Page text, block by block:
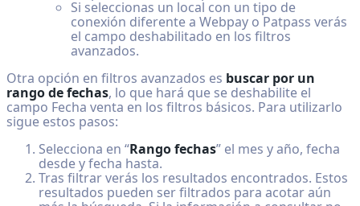
Si seleccionas un local con un tipo de
conexión diferente a Webpay o Patpass verás
el campo deshabilitado en los filtros
avanzados.
Otra opción en filtros avanzados es buscar por un
rango de fechas, lo que hará que se deshabilite el
campo Fecha venta en los filtros básicos. Para utilizarlo
sigue estos pasos:
Selecciona en “Rango fechas” el mes y año, fecha
desde y fecha hasta.
Tras filtrar verás los resultados encontrados. Estos
resultados pueden ser filtrados para acotar aún